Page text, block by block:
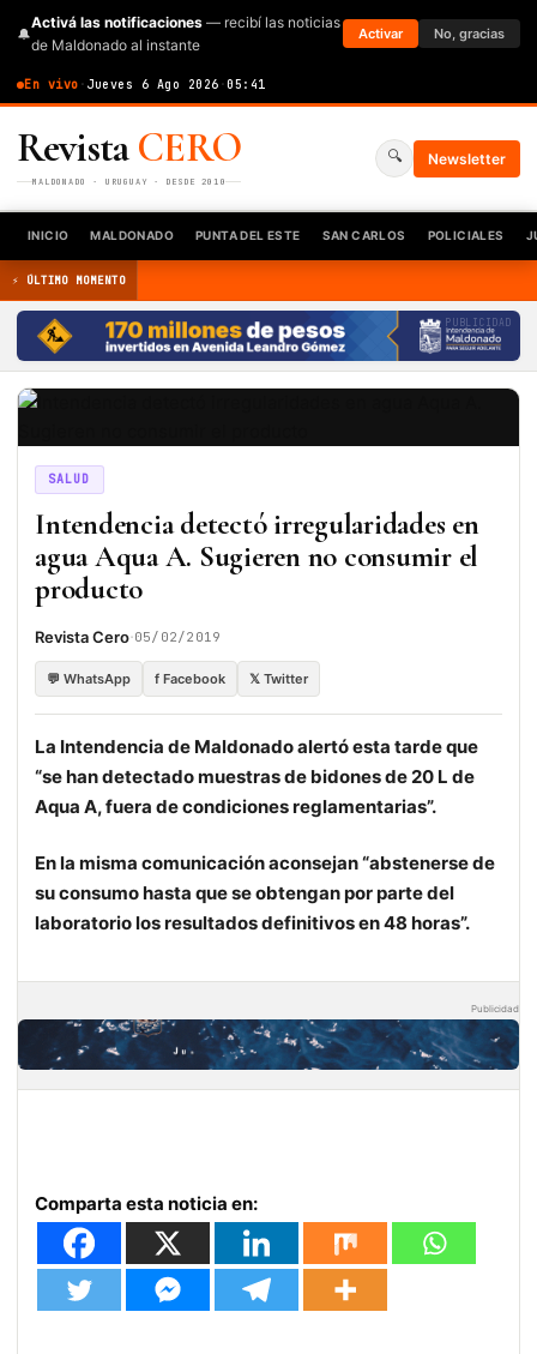
🔔
Activá las notificaciones — recibí las noticias
de Maldonado al instante
Activar No, gracias
En vivo · Jueves 6 Ago 2026 ·05:41
RevistaCERO
MALDONADO · URUGUAY · DESDE 2010
🔍 Newsletter
INICIO MALDONADO PUNTA DEL ESTE SAN CARLOS POLICIALES
⚡ ÚLTIMO MOMENTO
PUBLICIDAD
SALUD
Intendencia detectó irregularidades en
agua Aqua A. Sugieren no consumir el
producto
Revista Cero·05/02/2019
💬 WhatsApp f Facebook 𝕏 Twitter
La Intendencia de Maldonado alertó esta tarde que
“se han detectado muestras de bidones de 20 L de
Aqua A, fuera de condiciones reglamentarias”.
En la misma comunicación aconsejan “abstenerse de
su consumo hasta que se obtengan por parte del
laboratorio los resultados definitivos en 48 horas”.
Publicidad
Comparta esta noticia en: